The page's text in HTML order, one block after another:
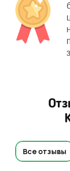
Все отзывы